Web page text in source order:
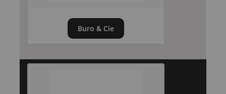
Buro & Cie